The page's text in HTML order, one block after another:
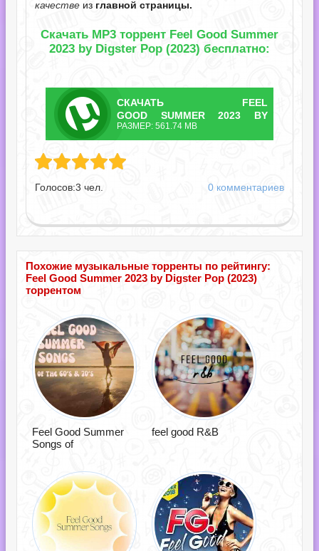
качестве из главной страницы.
Скачать MP3 торрент Feel Good Summer
2023 by Digster Pop (2023) бесплатно:
СКАЧАТЬ
ТОРРЕНТ
FEEL
GOOD SUMMER 2023 BY
DIGSTER POP.TORRENT
РАЗМЕР: 561.74 MB
2023 by Digster Pop.torrent
Голосов:3 чел. 0 комментариев
Похожие музыкальные торренты по рейтингу:
Feel Good Summer 2023 by Digster Pop (2023)
торрентом
Feel Good Summer
Songs of
feel good R&B